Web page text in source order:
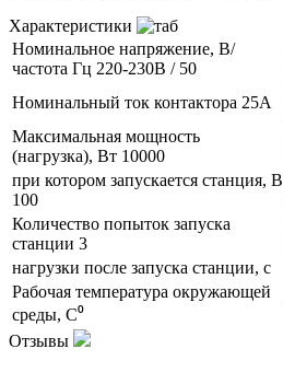
Характеристики
Номинальное напряжение, В/
частота Гц 220-230В / 50
Номинальный ток контактора 25А
Максимальная мощность
(нагрузка), Вт 10000
при котором запускается станция, В
100
Количество попыток запуска
станции 3
нагрузки после запуска станции, с
Рабочая температура окружающей
среды, С⁰
Отзывы